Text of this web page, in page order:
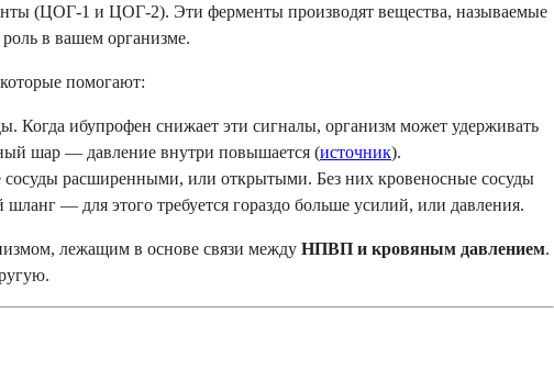
(ЦОГ-1 и ЦОГ-2). Эти ферменты производят вещества, называемые
в вашем организме.
помогают:
Когда ибупрофен снижает эти сигналы, организм может удерживать
шар — давление внутри повышается (источник).
расширенными, или открытыми. Без них кровеносные сосуды
— для этого требуется гораздо больше усилий, или давления.
лежащим в основе связи между НПВП и кровяным давлением.